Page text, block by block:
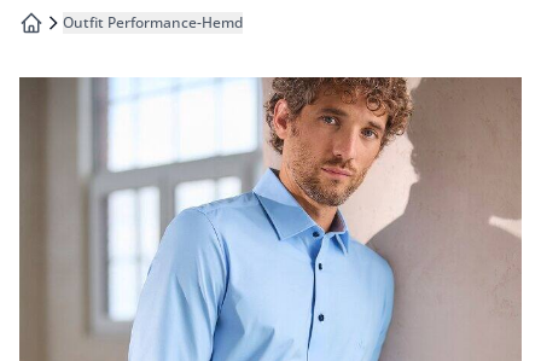
springen
zur Startseite
Outfit Performance-Hemd